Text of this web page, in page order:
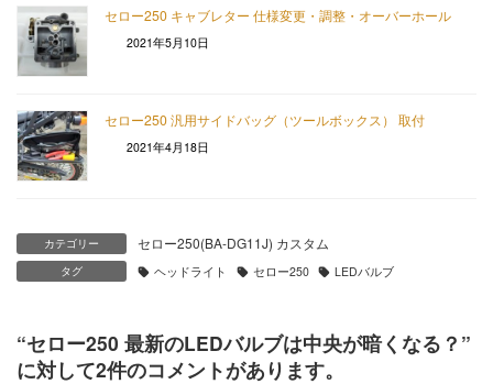
セロー250 キャブレター 仕様変更・調整・オーバーホール
2021年5月10日
セロー250 汎用サイドバッグ（ツールボックス） 取付
2021年4月18日
カテゴリー セロー250(BA-DG11J) カスタム
タグ ヘッドライト セロー250 LEDバルブ
“セロー250 最新のLEDバルブは中央が暗くなる？ ”
に対して2件のコメントがあります。